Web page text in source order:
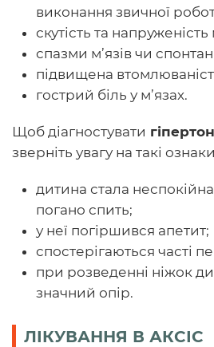
виконання звичної
скутість та напруженість
спазми м’язів чи
підвищена
гострий біль у м’язах.
Щоб діагностувати
зверніть увагу на такі
дитина стала
погано спить;
у неї погіршився апетит;
спостерігаються часті
при розведенні ніжок
значний опір.
ЛІКУВАННЯ В АКСІС